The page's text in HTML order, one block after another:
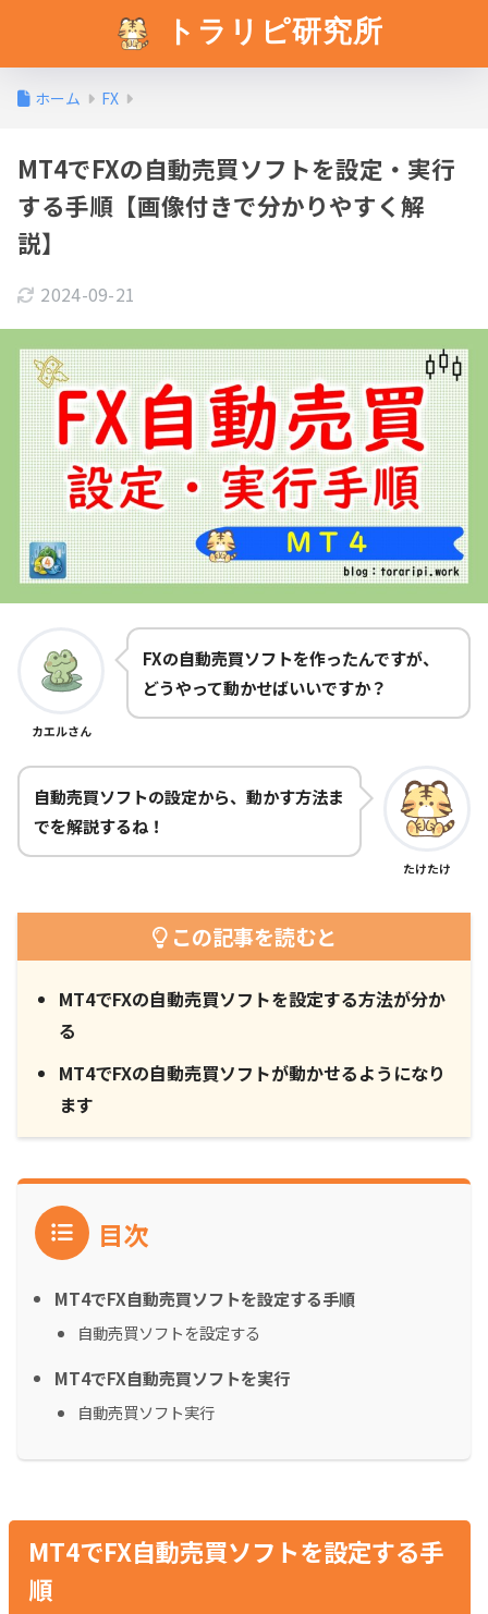
トラリピ研究所
ホーム FX
MT4でFXの自動売買ソフトを設定・実行
する手順【画像付きで分かりやすく解
説】
2024-09-21
カエルさん
FXの自動売買ソフトを作ったんですが、
どうやって動かせばいいですか？
自動売買ソフトの設定から、動かす方法ま
でを解説するね！
たけたけ
この記事を読むと
MT4でFXの自動売買ソフトを設定する方法が分か
る
MT4でFXの自動売買ソフトが動かせるようになり
ます
目次
MT4でFX自動売買ソフトを設定する手順
自動売買ソフトを設定する
MT4でFX自動売買ソフトを実行
自動売買ソフト実行
MT4でFX自動売買ソフトを設定する手
順